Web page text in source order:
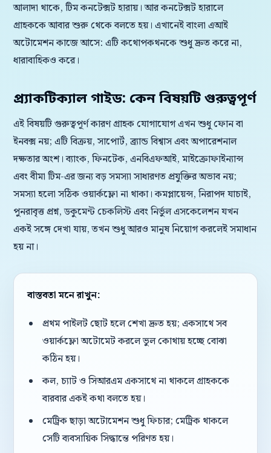
আলাদা থাকে, টিম কনটেক্সট হারায়। আর কনটেক্সট হারালে
গ্রাহককে আবার শুরু থেকে বলতে হয়। এখানেই বাংলা এআই
অটোমেশন কাজে আসে: এটি কথোপকথনকে শুধু দ্রুত করে না,
ধারাবাহিকও করে।
প্র্যাকটিক্যাল গাইড: কেন বিষয়টি গুরুত্বপূর্ণ
এই বিষয়টি গুরুত্বপূর্ণ কারণ গ্রাহক যোগাযোগ এখন শুধু ফোন বা
ইনবক্স নয়; এটি বিক্রয়, সাপোর্ট, ব্র্যান্ড বিশ্বাস এবং অপারেশনাল
দক্ষতার অংশ। ব্যাংক, ফিনটেক, এনবিএফআই, মাইক্রোফাইন্যান্স
এবং বীমা টিম-এর জন্য বড় সমস্যা সাধারণত প্রযুক্তির অভাব নয়;
সমস্যা হলো সঠিক ওয়ার্কফ্লো না থাকা। কমপ্লায়েন্স, নিরাপদ যাচাই,
পুনরাবৃত্ত প্রশ্ন, ডকুমেন্ট চেকলিস্ট এবং নির্ভুল এসকেলেশন যখন
একই সঙ্গে দেখা যায়, তখন শুধু আরও মানুষ নিয়োগ করলেই সমাধান
হয় না।
বাস্তবতা মনে রাখুন:
প্রথম পাইলট ছোট হলে শেখা দ্রুত হয়; একসাথে সব
ওয়ার্কফ্লো অটোমেট করলে ভুল কোথায় হচ্ছে বোঝা
কঠিন হয়।
কল, চ্যাট ও সিআরএম একসাথে না থাকলে গ্রাহককে
বারবার একই কথা বলতে হয়।
মেট্রিক ছাড়া অটোমেশন শুধু ফিচার; মেট্রিক থাকলে
সেটি ব্যবসায়িক সিদ্ধান্তে পরিণত হয়।